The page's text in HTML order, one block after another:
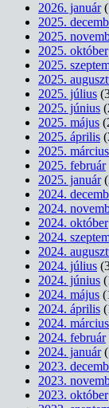
2026. január
2025.
2025.
2025. október
2025.
2025.
2025. július
2025. június
2025. május
2025. április
2025. március
2025. február
2025. január
2024.
2024.
2024. október
2024.
2024.
2024. július
2024. június
2024. május
2024. április
2024. március
2024. február
2024. január
2023.
2023.
2023. október